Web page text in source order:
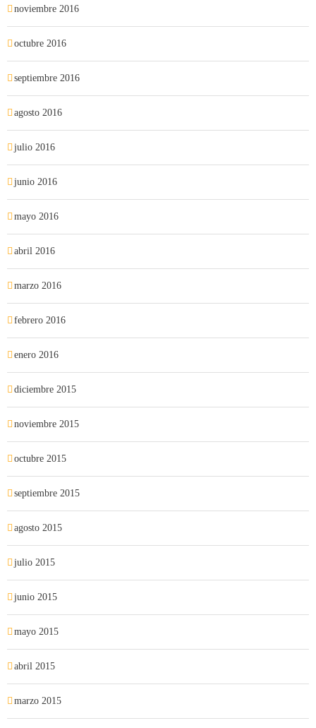
noviembre 2016
octubre 2016
septiembre 2016
agosto 2016
julio 2016
junio 2016
mayo 2016
abril 2016
marzo 2016
febrero 2016
enero 2016
diciembre 2015
noviembre 2015
octubre 2015
septiembre 2015
agosto 2015
julio 2015
junio 2015
mayo 2015
abril 2015
marzo 2015